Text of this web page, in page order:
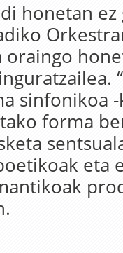
honetan
oraingo
sinfonikoa
forma
eta